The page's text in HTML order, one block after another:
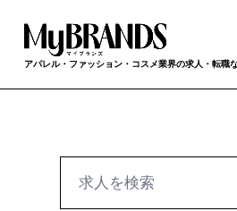
アパレル・ファッション・コスメ業界の求人・転職